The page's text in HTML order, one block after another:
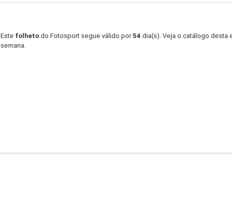
Este folheto do Fotosport segue válido por54 dia(s). Veja o catálogo desta
semana.